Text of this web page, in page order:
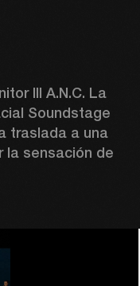
III A.N.C. La
traslada a una
la sensación de